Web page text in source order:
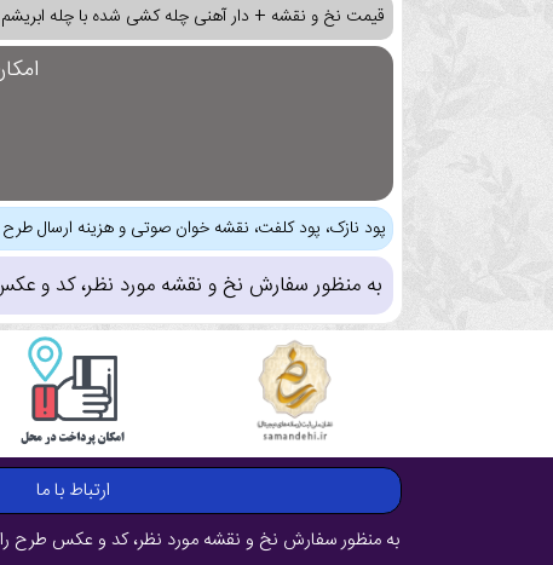
قیمت نخ و نقشه + دار آهنی چله کشی شده با چله
پود نازک، پود کلفت، نقشه خوان صوتی و هزینه ارسال
به منظور سفارش نخ و نقشه مورد نظر، کد و
ارتباط با ما
به منظور سفارش نخ و نقشه مورد نظر، کد و عکس طرح را